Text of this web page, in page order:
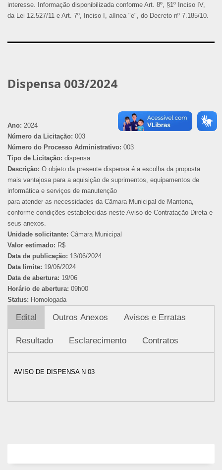
interesse. Informação disponibilizada conforme Art. 8º, §1º Inciso IV,
da Lei 12.527/11 e Art. 7º, Inciso I, alínea "e", do Decreto nº 7.185/10.
Dispensa 003/2024
Ano: 2024
Número da Licitação: 003
Número do Processo Administrativo: 003
Tipo de Licitação: dispensa
Descrição: O objeto da presente dispensa é a escolha da proposta
mais vantajosa para a aquisição de suprimentos, equipamentos de
informática e serviços de manutenção
para atender as necessidades da Câmara Municipal de Mantena,
conforme condições estabelecidas neste Aviso de Contratação Direta e
seus anexos.
Unidade solicitante: Câmara Municipal
Valor estimado: R$
Data de publicação: 13/06/2024
Data limite: 19/06/2024
Data de abertura: 19/06
Horário de abertura: 09h00
Status: Homologada
Edital Outros Anexos Avisos e Erratas
Resultado Esclarecimento Contratos
AVISO DE DISPENSA N 03